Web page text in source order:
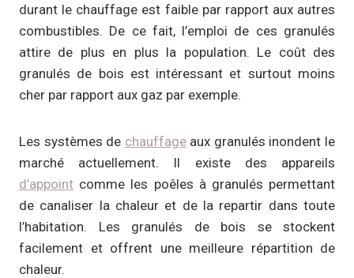
durant le chauffage est faible par rapport aux autres
combustibles. De ce fait, l’emploi de ces granulés
attire de plus en plus la population. Le coût des
granulés de bois est intéressant et surtout moins
cher par rapport aux gaz par exemple.
Les systèmes de chauffageaux granulés inondent le
marché actuellement. Il existe des appareils
d’appoint comme les poêles à granulés permettant
de canaliser la chaleur et de la repartir dans toute
l’habitation. Les granulés de bois se stockent
facilement et offrent une meilleure répartition de
chaleur.